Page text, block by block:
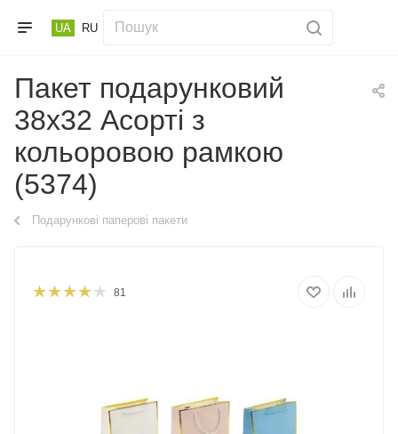
UA RU
Пакет подарунковий
38х32 Асорті з
кольоровою рамкою
(5374)
Подарункові паперові пакети
81